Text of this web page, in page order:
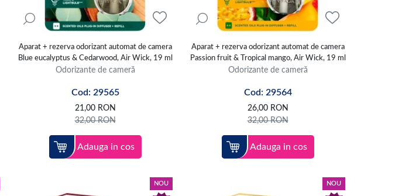
Aparat + rezerva odorizant automat de camera
Blue eucalyptus & Cedarwood, Air Wick, 19 ml
Odorizante de cameră
Cod: 29565
21,00 RON
32,00RON
Adauga in cos
Aparat + rezerva odorizant automat de camera
Passion fruit & Tropical mango, Air Wick, 19 ml
Odorizante de cameră
Cod: 29564
26,00 RON
32,00RON
Adauga in cos
NOU NOU